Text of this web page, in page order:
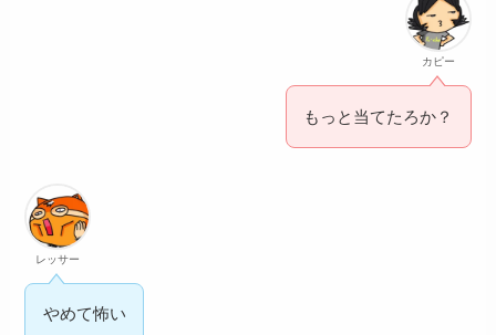
カピー
もっと当てたろか？
レッサー
やめて怖い